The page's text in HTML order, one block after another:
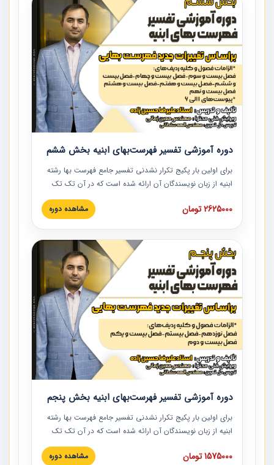
دوره آموزشی تفسیر فهرست‌بهای ابنیه بخش ششم
برای اولین بار پکیج تکرار نشدنی تفسیر جامع فهرست بها رشته
ابنیه از زبان نویسندگان آن ارائه شده است که در آن تک تک
ردیف ها و مطالب فهرست بها تفسیر و ارائه شده است. این
دوره به صورت کامل تصویری بوده و به همراه تصاویر عملیات
دوره با کلام مهندس علیرضاحسین‌زاده مدیر پروژه مهندسی
مشاور در امر بازنگری فهرست بها رشته ابنیه ارائه شده و به تمام
همکارانی که در حوزه صنعت ساخت در حال فعالیت هستند حتما
توصیه می کنیم از مطالب این دوره استفاده نمایند.
2625000 تومان مشاهده دوره
دوره آموزشی تفسیر فهرست‌بهای ابنیه بخش پنجم
برای اولین بار پکیج تکرار نشدنی تفسیر جامع فهرست بها رشته
ابنیه از زبان نویسندگان آن ارائه شده است که در آن تک تک
ردیف ها و مطالب فهرست بها تفسیر و ارائه شده است. این
دوره به صورت کامل تصویری بوده و به همراه تصاویر عملیات
1575000 تومان مشاهده دوره